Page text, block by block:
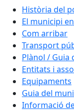
Història del
El municipi
Com arribar
Transport
Plànol / Guia
Entitats i
Equipaments
Guia del
Informació